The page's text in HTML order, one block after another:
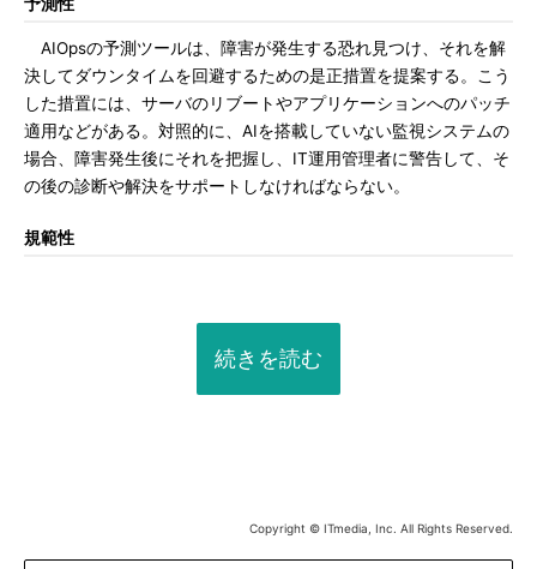
AIOpsの予測ツールは、障害が発生する恐れ見つけ、それを解
決してダウンタイムを回避するための是正措置を提案する。こう
した措置には、サーバのリブートやアプリケーションへのパッチ
適用などがある。対照的に、AIを搭載していない監視システムの
場合、障害発生後にそれを把握し、IT運用管理者に警告して、そ
の後の診断や解決をサポートしなければならない。
規範性
続きを読む
Copyright © ITmedia, Inc. All Rights Reserved.